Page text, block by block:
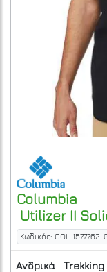
Columbia
Utilizer II
Κωδικός: COL-1577762-
Ανδρικά Trekking